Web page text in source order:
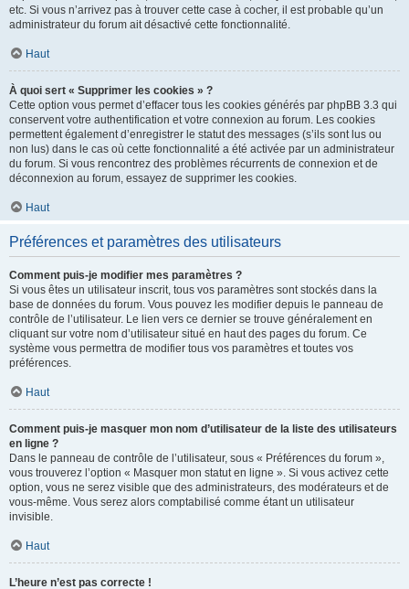
etc. Si vous n’arrivez pas à trouver cette case à cocher, il est probable qu’un
administrateur du forum ait désactivé cette fonctionnalité.
Haut
À quoi sert « Supprimer les cookies » ?
Cette option vous permet d’effacer tous les cookies générés par phpBB 3.3 qui
conservent votre authentification et votre connexion au forum. Les cookies
permettent également d’enregistrer le statut des messages (s’ils sont lus ou
non lus) dans le cas où cette fonctionnalité a été activée par un administrateur
du forum. Si vous rencontrez des problèmes récurrents de connexion et de
déconnexion au forum, essayez de supprimer les cookies.
Haut
Préférences et paramètres des utilisateurs
Comment puis-je modifier mes paramètres ?
Si vous êtes un utilisateur inscrit, tous vos paramètres sont stockés dans la
base de données du forum. Vous pouvez les modifier depuis le panneau de
contrôle de l’utilisateur. Le lien vers ce dernier se trouve généralement en
cliquant sur votre nom d’utilisateur situé en haut des pages du forum. Ce
système vous permettra de modifier tous vos paramètres et toutes vos
préférences.
Haut
Comment puis-je masquer mon nom d’utilisateur de la liste des utilisateurs
en ligne ?
Dans le panneau de contrôle de l’utilisateur, sous « Préférences du forum »,
vous trouverez l’option « Masquer mon statut en ligne ». Si vous activez cette
option, vous ne serez visible que des administrateurs, des modérateurs et de
vous-même. Vous serez alors comptabilisé comme étant un utilisateur
invisible.
Haut
L’heure n’est pas correcte !